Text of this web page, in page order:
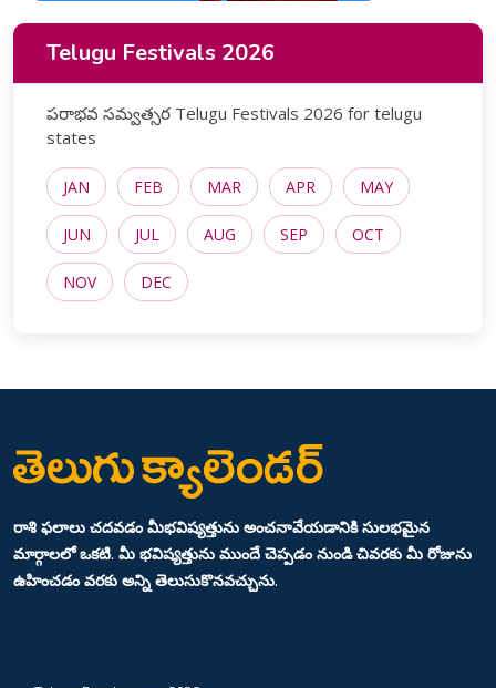
Telugu Festivals 2026
పరాభవ సమ్వత్సర Telugu Festivals 2026 for telugu
states
JAN FEB MAR APR MAY
JUN JUL AUG SEP OCT
NOV DEC
రాశి ఫలాలు చదవడం మీభవిష్యత్తును అంచనావేయడానికి సులభమైన
మార్గాలలో ఒకటి. మీ భవిష్యత్తును ముందే చెప్పడం నుండి చివరకు మీ రోజును
ఉహించడం వరకు అన్ని తెలుసుకొనవచ్చును.